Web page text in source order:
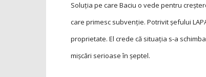
Soluția pe care Baciu o vede pentru
care primesc subvenție. Potrivit șefului
proprietate. El crede că situația s-a
mișcări serioase în șeptel.